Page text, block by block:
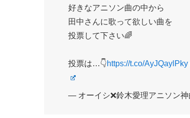
好きなアニソン曲の中から
田中さんに歌って欲しい曲を
投票して下さい🌈
投票は…👇https://t.co/AyJQaylPky
— オーイシ❌鈴木愛理アニソン